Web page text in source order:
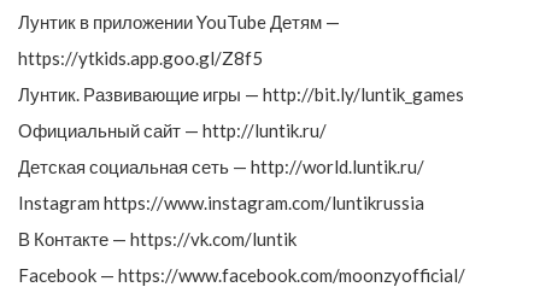
Лунтик в приложении YouTube Детям —
https://ytkids.app.goo.gl/Z8f5
Лунтик. Развивающие игры — http://bit.ly/luntik_games
Официальный сайт — http://luntik.ru/
Детская социальная сеть — http://world.luntik.ru/
Instagram https://www.instagram.com/luntikrussia
В Контакте — https://vk.com/luntik
Facebook — https://www.facebook.com/moonzyofficial/